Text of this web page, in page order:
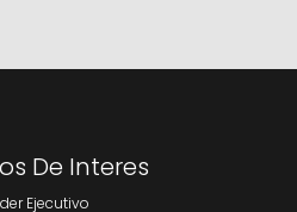
De Interes
Ejecutivo